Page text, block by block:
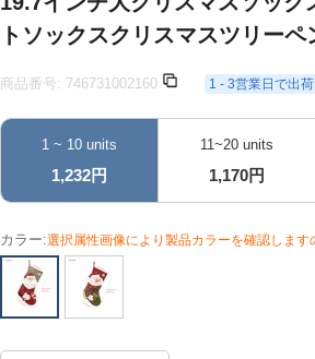
トソックスクリスマスツリーペ
商品番号: 746731002160 1 - 3営業日で出
1 ~ 10 units
1,232円
11~20 units
1,170円
カラー:選択属性画像により製品カラーを確認します